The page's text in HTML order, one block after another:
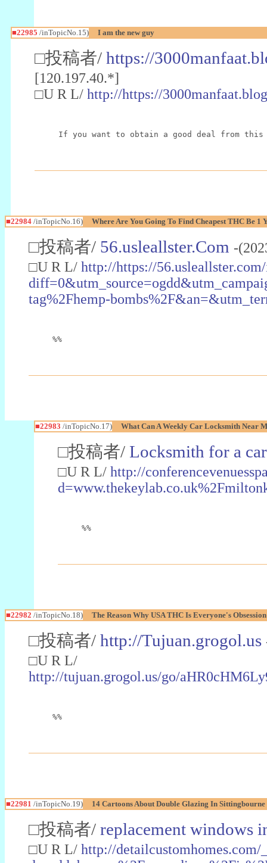
■22985 /inTopicNo.15) I am the new guy
□投稿者/ https://
[120.197.40.*]
□U R L/ http://https://
If you want to obtain a good deal from this
■22984 /inTopicNo.16) Where Are You Going To Find Cheapest THC Be 1
□投稿者/ 56.usleallster.Com -
□U R L/ http://https://
tag%2Fhemp-
%%
■22983 /inTopicNo.17) What Can A Weekly Car Locksmith Near
□投稿者/ Locksmith for a car
□U R L/ http://
%%
■22982 /inTopicNo.18) The Reason Why USA THC Is Everyone's
□投稿者/ http://Tujuan.grogol.us
□U R L/
http://tujuan.grogol.us/go/
%%
■22981 /inTopicNo.19) 14 Cartoons About Double Glazing In
□投稿者/ replacement windows
□U R L/ http://detailcustomhomes.com/